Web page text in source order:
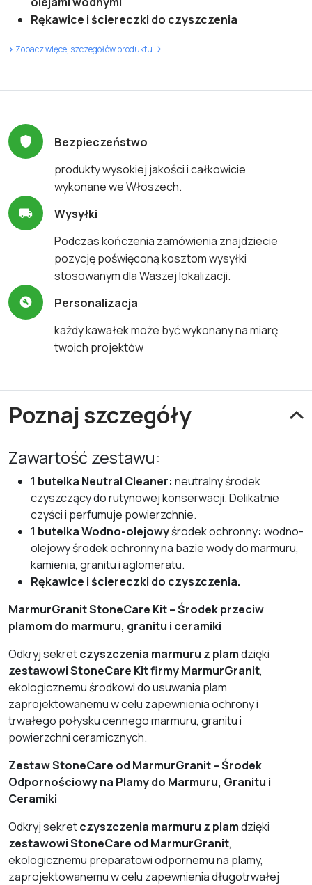
Rękawice i ściereczki do czyszczenia
> Zobacz więcej szczegółów produktu
Bezpieczeństwo
produkty wysokiej jakości i całkowicie
wykonane we Włoszech.
Wysyłki
Podczas kończenia zamówienia znajdziecie
pozycję poświęconą kosztom wysyłki
stosowanym dla Waszej lokalizacji.
Personalizacja
każdy kawałek może być wykonany na miarę
twoich projektów
Poznaj szczegóły
Zawartość zestawu:
1 butelka Neutral Cleaner: neutralny środek
czyszczący do rutynowej konserwacji. Delikatnie
czyści i perfumuje powierzchnie.
1 butelka Wodno-olejowyśrodek ochronny: wodno-
olejowy środek ochronny na bazie wody do marmuru,
kamienia, granitu i aglomeratu.
Rękawice i ściereczki do czyszczenia.
MarmurGranit StoneCare Kit – Środek przeciw
plamom do marmuru, granitu i ceramiki
Odkryj sekretczyszczenia marmuru z plamdzięki
zestawowi StoneCare Kit firmy MarmurGranit,
ekologicznemu środkowi do usuwania plam
zaprojektowanemu w celu zapewnienia ochrony i
trwałego połysku cennego marmuru, granitu i
powierzchni ceramicznych.
Zestaw StoneCare od MarmurGranit – Środek
Odpornościowy na Plamy do Marmuru, Granitu i
Ceramiki
Odkryj sekretczyszczenia marmuru z plamdzięki
zestawowi StoneCare od MarmurGranit,
ekologicznemu preparatowi odpornemu na plamy,
zaprojektowanemu w celu zapewnienia długotrwałej